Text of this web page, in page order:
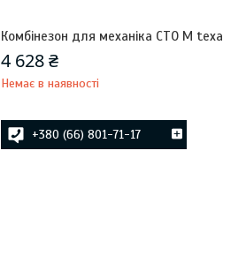
Комбінезон для механіка СТО M texa
4 628 ₴
Немає в наявності
+380 (66) 801-71-17